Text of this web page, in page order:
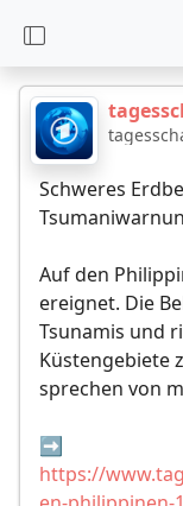
Schweres
Auf den
ereignet. Die
Tsunamis und
Küstengebiete
sprechen von
➡️
https://